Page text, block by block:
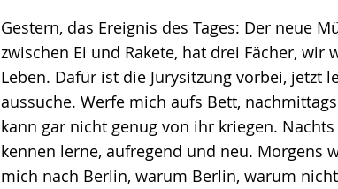
Gestern, das Ereignis des Tages: Der neue
zwischen Ei und Rakete, hat drei Fächer,
Leben. Dafür ist die Jurysitzung vorbei, jetzt
aussuche. Werfe mich aufs Bett,
kann gar nicht genug von ihr kriegen.
kennen lerne, aufregend und neu. Morgens
mich nach Berlin, warum Berlin, warum